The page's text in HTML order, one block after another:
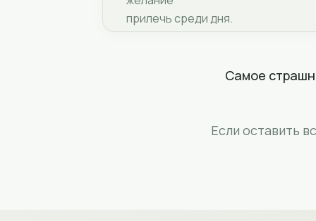
прилечь среди дня.
Самое
Если оставить